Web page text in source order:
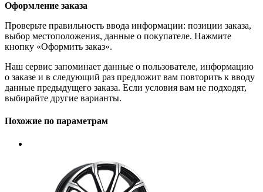
Оформление заказа
Проверьте правильность ввода информации: позиции заказа,
выбор местоположения, данные о покупателе. Нажмите
кнопку «Оформить заказ».
Наш сервис запоминает данные о пользователе, информацию
о заказе и в следующий раз предложит вам повторить к вводу
данные предыдущего заказа. Если условия вам не подходят,
выбирайте другие варианты.
Похожие по параметрам